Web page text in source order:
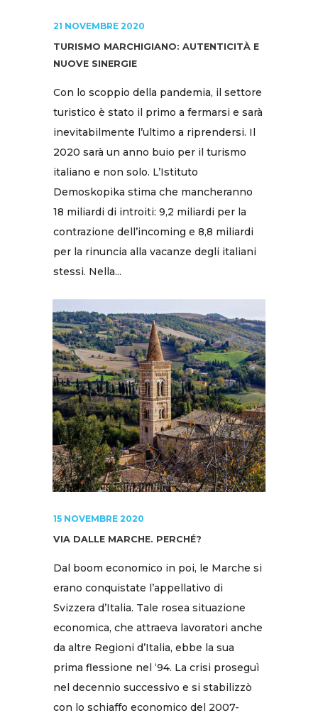
21 NOVEMBRE 2020
TURISMO MARCHIGIANO: AUTENTICITÀ E
NUOVE SINERGIE
Con lo scoppio della pandemia, il settore
turistico è stato il primo a fermarsi e sarà
inevitabilmente l’ultimo a riprendersi. Il
2020 sarà un anno buio per il turismo
italiano e non solo. L’Istituto
Demoskopika stima che mancheranno
18 miliardi di introiti: 9,2 miliardi per la
contrazione dell’incoming e 8,8 miliardi
per la rinuncia alla vacanze degli italiani
stessi. Nella...
15 NOVEMBRE 2020
VIA DALLE MARCHE. PERCHÉ?
Dal boom economico in poi, le Marche si
erano conquistate l’appellativo di
Svizzera d’Italia. Tale rosea situazione
economica, che attraeva lavoratori anche
da altre Regioni d’Italia, ebbe la sua
prima flessione nel ‘94. La crisi proseguì
nel decennio successivo e si stabilizzò
con lo schiaffo economico del 2007-